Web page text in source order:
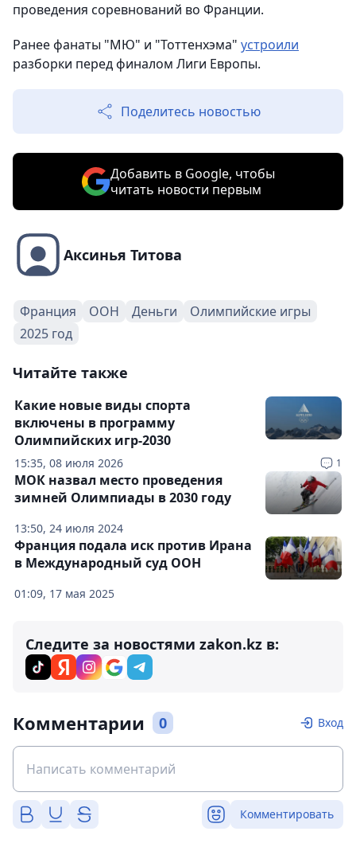
проведения соревнований во Франции.
Ранее фанаты "МЮ" и "Тоттенхэма" устроили
разборки перед финалом Лиги Европы.
Поделитесь новостью
Добавить в Google, чтобы
читать новости первым
Аксинья Титова
Франция ООН Деньги
Олимпийские игры
2025 год
Читайте также
15:35, 08 июля 2026 1
Какие новые виды спорта
включены в программу
Олимпийских игр-2030
13:50, 24 июля 2024
МОК назвал место проведения
зимней Олимпиады в 2030 году
01:09, 17 мая 2025
Франция подала иск против Ирана
в Международный суд ООН
Следите за новостями zakon.kz в:
Комментарии 0 Вход
Комментировать